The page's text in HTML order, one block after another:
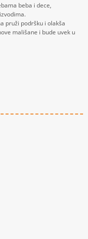
beba i dece,
pruži podršku i olakša
mališane i bude uvek u